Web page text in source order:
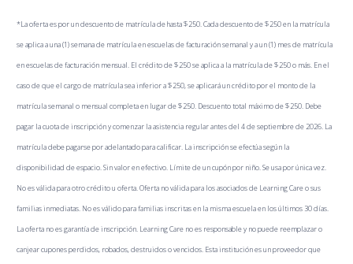
*La oferta es por un descuento de matrícula de hasta $250. Cada descuento de $250 en la matrícula
se aplica a una (1) semana de matrícula en escuelas de facturación semanal y a un (1) mes de matrícula
en escuelas de facturación mensual. El crédito de $250 se aplica a la matrícula de $250 o más. En el
caso de que el cargo de matrícula sea inferior a $250, se aplicará un crédito por el monto de la
matrícula semanal o mensual completa en lugar de $250. Descuento total máximo de $250. Debe
pagar la cuota de inscripción y comenzar la asistencia regular antes del 4 de septiembre de 2026. La
matrícula debe pagarse por adelantado para calificar. La inscripción se efectúa según la
disponibilidad de espacio. Sin valor en efectivo. Límite de un cupón por niño. Se usa por única vez.
No es válida para otro crédito u oferta. Oferta no válida para los asociados de Learning Care o sus
familias inmediatas. No es válido para familias inscritas en la misma escuela en los últimos 30 días.
La oferta no es garantía de inscripción. Learning Care no es responsable y no puede reemplazar o
canjear cupones perdidos, robados, destruidos o vencidos. Esta institución es un proveedor que